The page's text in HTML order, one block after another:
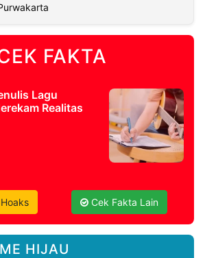
FAKTA
Lagu
Realitas
Cek Fakta Lain
HIJAU